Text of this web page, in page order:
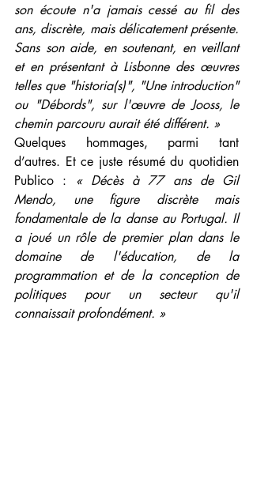
son écoute n'a jamais cessé au fil des
ans, discrète, mais délicatement présente.
Sans son aide, en soutenant, en veillant
et en présentant à Lisbonne des œuvres
telles que "historia(s)", "Une introduction"
ou "Débords", sur l'œuvre de Jooss, le
chemin parcouru aurait été différent. »
Quelques hommages, parmi tant
d’autres. Et ce juste résumé du quotidien
Publico : « Décès à 77 ans de Gil
Mendo, une figure discrète mais
fondamentale de la danse au Portugal. Il
a joué un rôle de premier plan dans le
domaine de l'éducation, de la
programmation et de la conception de
politiques pour un secteur qu'il
connaissait profondément. »